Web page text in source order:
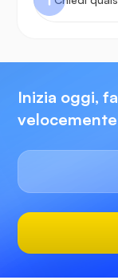
Inizia oggi,